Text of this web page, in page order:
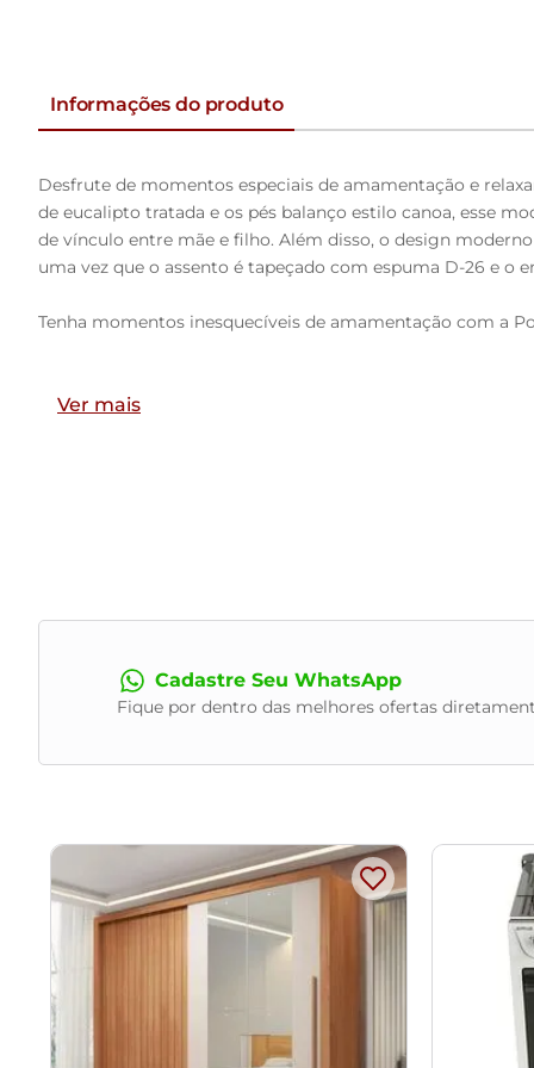
Informações do produto
Desfrute de momentos especiais de amamentação e
de eucalipto tratada e os pés balanço estilo canoa, esse
de vínculo entre mãe e filho. Além disso, o design
uma vez que o assento é tapeçado com espuma D-26 e o
Tenha momentos inesquecíveis de amamentação com a
Dimensões da Poltrona (L x A x P)
Largura dos Braços:8 cm
Largura da base balanço:53 cm
Dimensões do Puff (L x A x P)
Revestimento em Bouclê de alta qualidade.
Assento com espuma D-26 e percintas elásticas.
Encosto e braços com espuma D-23.
Peso suportado: Até 120 kg.
Base de balanço em madeira estilo canoa.
- Nunca sentar nos braços ou encosto do produto.
- Por se tratar de estofado as medidas podem ter uma
- A tonalidade do produto real poderá ter ligeira
Ver mais
Cadastre Seu WhatsApp
Fique por dentro das melhores ofertas